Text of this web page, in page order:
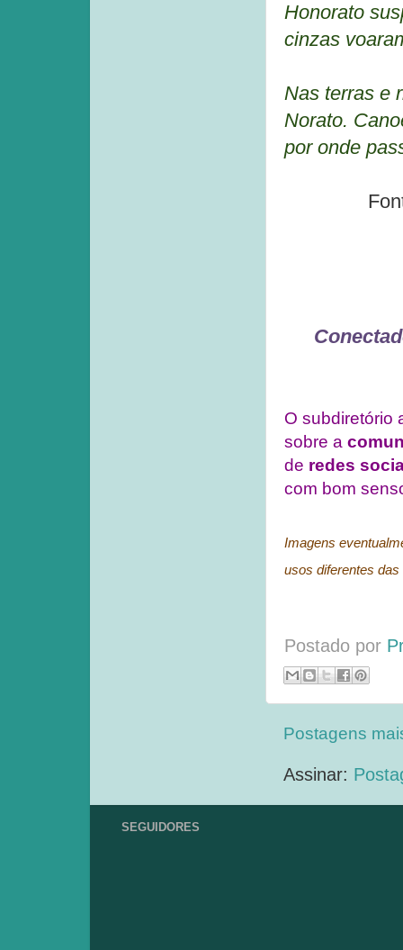
Honorato
cinzas
Nas terras e
Norato.
por onde
O subdiretório
sobre a
de redes
com bom
Imagens
usos diferentes das
Postado por
Postagens
Assinar:
SEGUIDORES